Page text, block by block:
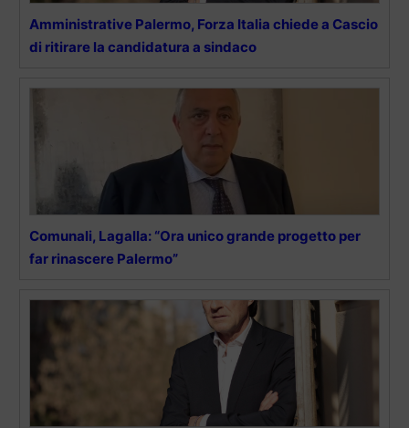
Amministrative Palermo, Forza Italia chiede a Cascio
di ritirare la candidatura a sindaco
Comunali, Lagalla: “Ora unico grande progetto per
far rinascere Palermo”